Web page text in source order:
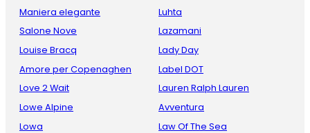
Maniera elegante
Salone Nove
Louise Bracq
Amore per Copenaghen
Love 2 Wait
Lowe Alpine
Lowa
Luhta
Lazamani
Lady Day
Label DOT
Lauren Ralph Lauren
Avventura
Law Of The Sea